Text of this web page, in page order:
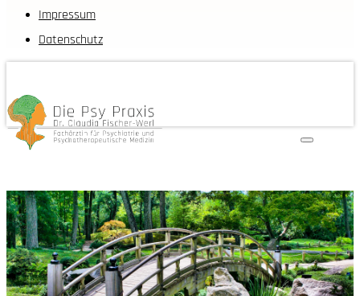
Impressum
Datenschutz